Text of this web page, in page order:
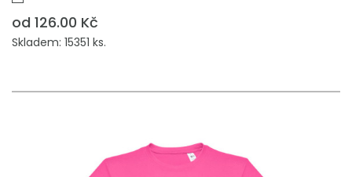
od 126.00 Kč
Skladem: 15351 ks.